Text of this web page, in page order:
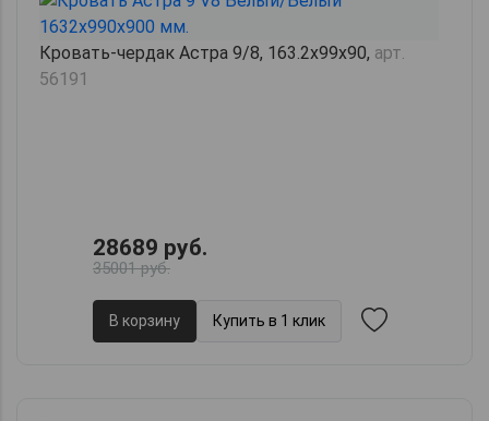
Кровать-чердак Астра 9/8, 163.2х99х90, арт.
56191
28689 руб.
35001 руб.
В корзину Купить в 1 клик